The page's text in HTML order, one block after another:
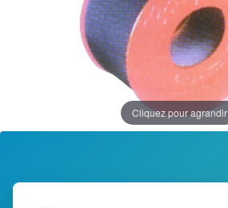
Cliquez pour agrandir